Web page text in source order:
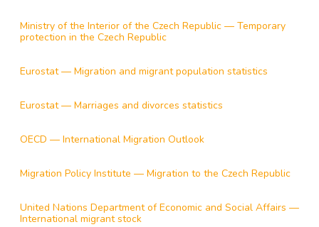
Ministry of the Interior of the Czech Republic — Temporary
protection in the Czech Republic
Eurostat — Migration and migrant population statistics
Eurostat — Marriages and divorces statistics
OECD — International Migration Outlook
Migration Policy Institute — Migration to the Czech Republic
United Nations Department of Economic and Social Affairs —
International migrant stock